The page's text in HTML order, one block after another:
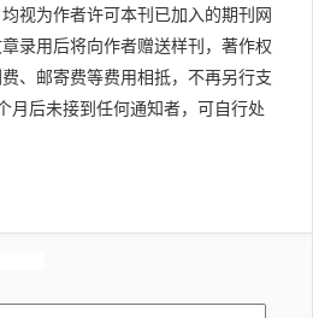
视为作者许可本刊已加入的期刊网
录用后将向作者赠送样刊，著作权
、邮寄费等费用相抵，不再另行支
月后未接到任何通知者，可自行处